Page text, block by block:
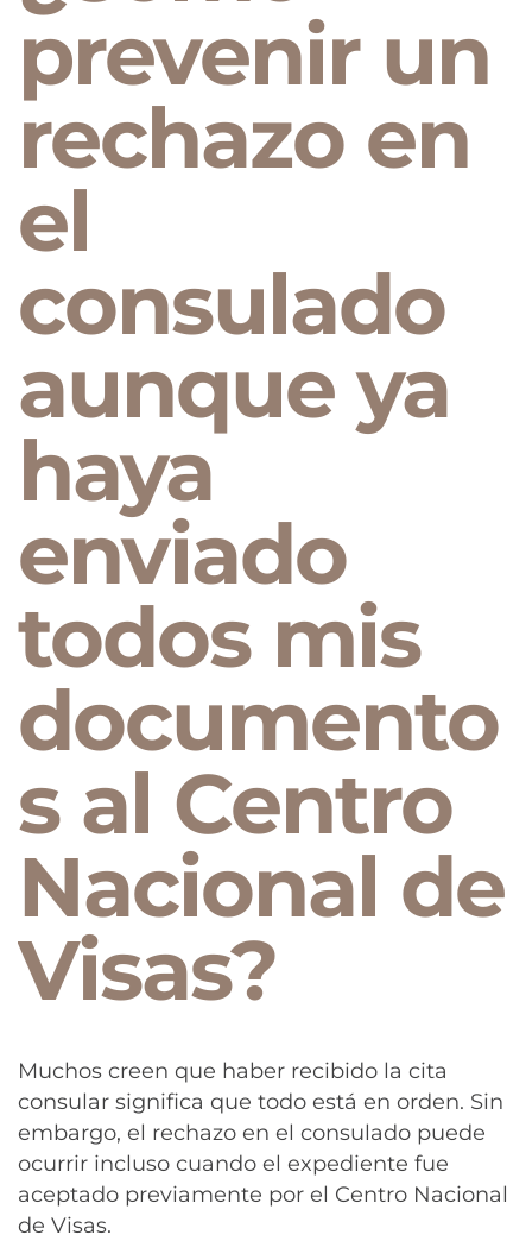
prevenir un
rechazo en
el
consulado
aunque ya
haya
enviado
todos mis
documento
s al Centro
Nacional de
Visas?
Muchos creen que haber recibido la cita
consular significa que todo está en orden. Sin
embargo, el rechazo en el consulado puede
ocurrir incluso cuando el expediente fue
aceptado previamente por el Centro Nacional
de Visas.